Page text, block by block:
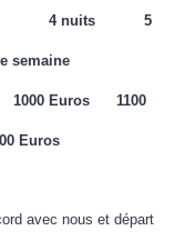
4 nuits 5
Euros 1100
Euros
avec nous et départ